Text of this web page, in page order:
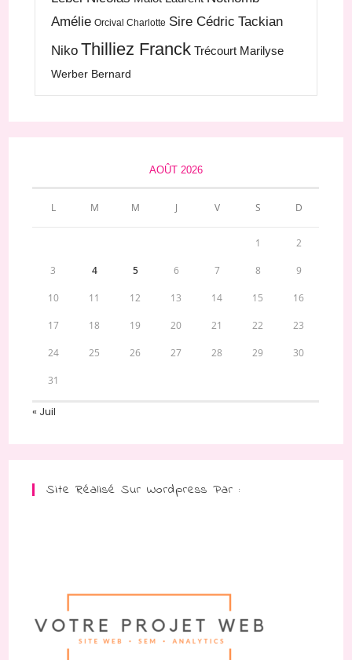
Amélie Orcival Charlotte Sire Cédric Tackian
Niko Thilliez Franck Trécourt Marilyse
Werber Bernard
AOÛT 2026
L M M J V S D
1 2
3 4 5 6 7 8 9
10 11 12 13 14 15 16
17 18 19 20 21 22 23
24 25 26 27 28 29 30
31
« Juil
Site Réalisé Sur Wordpress Par :